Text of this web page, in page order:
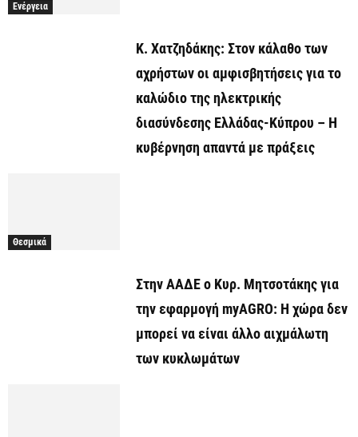
Ενέργεια
Κ. Χατζηδάκης: Στον κάλαθο των
αχρήστων οι αμφισβητήσεις για το
καλώδιο της ηλεκτρικής
διασύνδεσης Ελλάδας-Κύπρου – Η
κυβέρνηση απαντά με πράξεις
Θεσμικά
Στην ΑΑΔΕ ο Κυρ. Μητσοτάκης για
την εφαρμογή myAGRO: Η χώρα δεν
μπορεί να είναι άλλο αιχμάλωτη
των κυκλωμάτων